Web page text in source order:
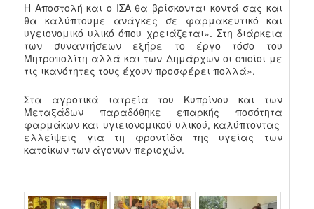
Η Αποστολή και ο ΙΣΑ θα βρίσκονται κοντά σας και
θα καλύπτουμε ανάγκες σε φαρμακευτικό και
υγειονομικό υλικό όπου χρειάζεται». Στη διάρκεια
των συναντήσεων εξήρε το έργο τόσο του
Μητροπολίτη αλλά και των Δημάρχων οι οποίοι με
τις ικανότητες τους έχουν προσφέρει πολλά».
Στα αγροτικά ιατρεία του Κυπρίνου και των
Μεταξάδων παραδόθηκε επαρκής ποσότητα
φαρμάκων και υγιειονομικού υλικού, καλύπτοντας
ελλείψεις για τη φροντίδα της υγείας των
κατοίκων των άγονων περιοχών.